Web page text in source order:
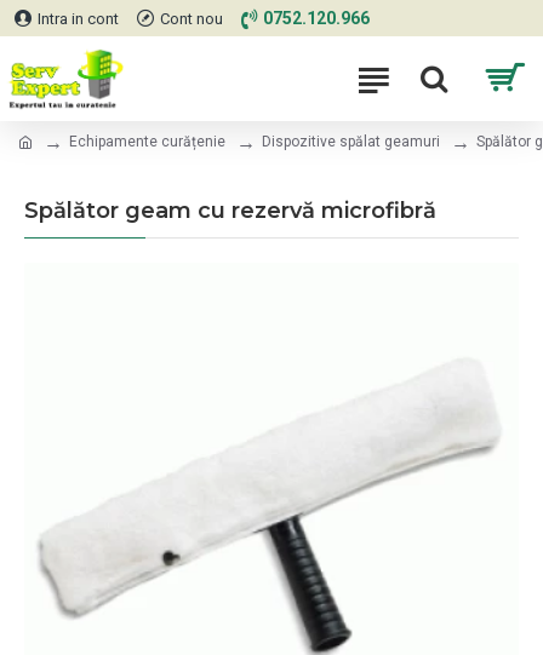
Intra in cont Cont nou 0752.120.966
Echipamente curățenie Dispozitive spălat geamuri Spălător
Spălător geam cu rezervă microfibră